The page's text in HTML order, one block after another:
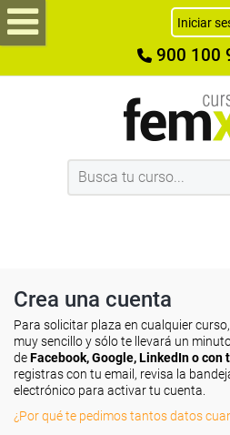
Iniciar
900 100
Crea una cuenta
Para solicitar plaza en cualquier
muy sencillo y sólo te llevará un
deFacebook, Google, LinkedIn o
registras con tu email, revisa la
electrónico para activar tu cuenta.
¿Por qué te pedimos tantos datos